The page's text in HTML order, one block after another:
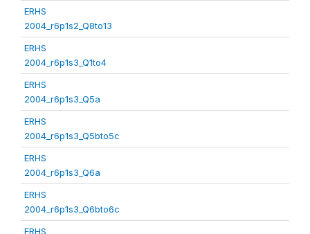
ERHS
2004_r6p1s2_Q8to13
ERHS
2004_r6p1s3_Q1to4
ERHS
2004_r6p1s3_Q5a
ERHS
2004_r6p1s3_Q5bto5c
ERHS
2004_r6p1s3_Q6a
ERHS
2004_r6p1s3_Q6bto6c
ERHS